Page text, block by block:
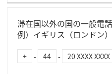
滞在国以外の国の一般電
例）イギリス（ロンドン
+ - 44 - 20 XXXX XXXX